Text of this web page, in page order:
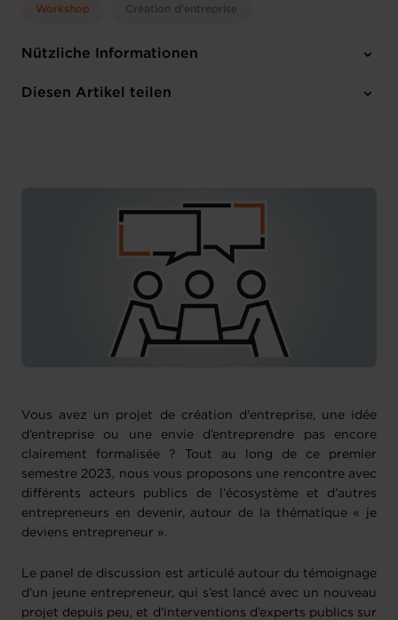
Workshop Création d'entreprise
Nützliche Informationen
Dienstag 28 Feb 2023
Diesen Artikel teilen
Vous avez un projet de création d'entreprise, une idée
d’entreprise ou une envie d’entreprendre pas encore
clairement formalisée ? Tout au long de ce premier
semestre 2023, nous vous proposons une rencontre avec
différents acteurs publics de l’écosystème et d’autres
entrepreneurs en devenir, autour de la thématique « je
deviens entrepreneur ».
Le panel de discussion est articulé autour du témoignage
d’un jeune entrepreneur, qui s’est lancé avec un nouveau
projet depuis peu, et d’interventions d’experts publics sur